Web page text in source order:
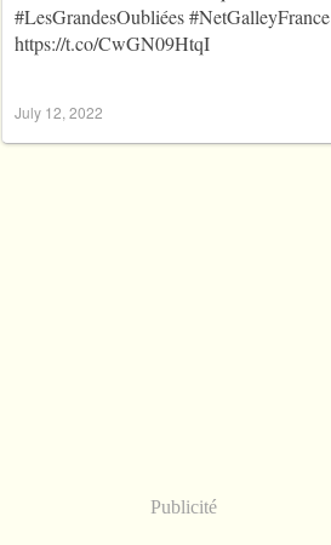
#LesGrandesOubliées#NetGalleyFrance
https://t.co/CwGN09HtqI
July 12, 2022
Publicité